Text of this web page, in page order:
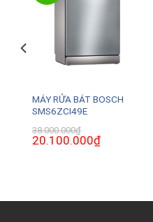
MÁY RỬA BÁT BOSCH
SMS6ZCI49E
38.000.000₫
Giá
gốc
20.100.000₫Giá
hiện